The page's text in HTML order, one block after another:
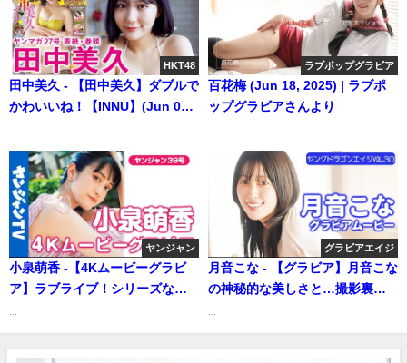
HKT48
田中美久 - 【田中美久】ダブルで
かわいいね！【INNU】(Jun 01,
り
ラブポップグラビア
百花梅 (Jun 18, 2025) | ラブポ
ップグラビアさんより
ヤンジャン
小泉萌香 -【4Kムービーグラビ
ア】ラブライブ！シリーズなど
ちゃんが単独初登場！清涼感漂
グラビアエイジ
月音こな - 【グラビア】月音こな
の神秘的な美しさと…撮影裏の
グラビアンエイジ